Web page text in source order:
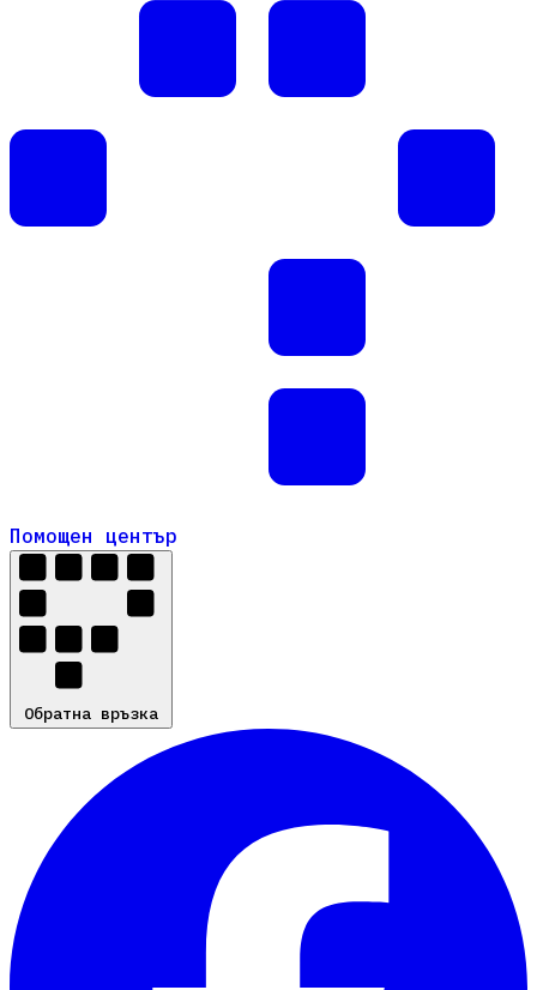
Помощен център
Помощен център
Обратна връзка
Обратна връзка